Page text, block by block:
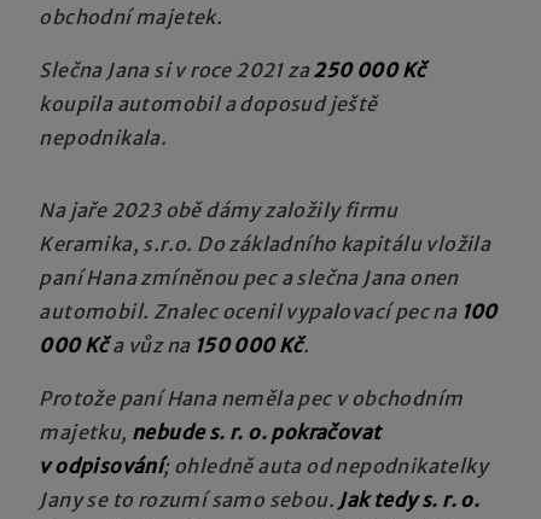
obchodní majetek.
Slečna Jana si v roce 2021 za250 000 Kč
koupila automobil a doposud ještě
nepodnikala.
Na jaře 2023 obě dámy založily firmu
Keramika, s.r.o. Do základního kapitálu vložila
paní Hana zmíněnou pec a slečna Jana onen
automobil. Znalec ocenil vypalovací pec na 100
000 Kča vůz na 150 000 Kč.
Protože paní Hana neměla pec v obchodním
majetku, nebude s. r. o. pokračovat
v odpisování; ohledně auta od nepodnikatelky
Jany se to rozumí samo sebou. Jak tedy s. r. o.